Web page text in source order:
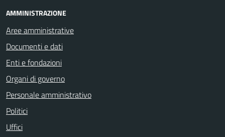
AMMINISTRAZIONE
Aree amministrative
Documenti e dati
Enti e fondazioni
Organi di governo
Personale amministrativo
Politici
Uffici